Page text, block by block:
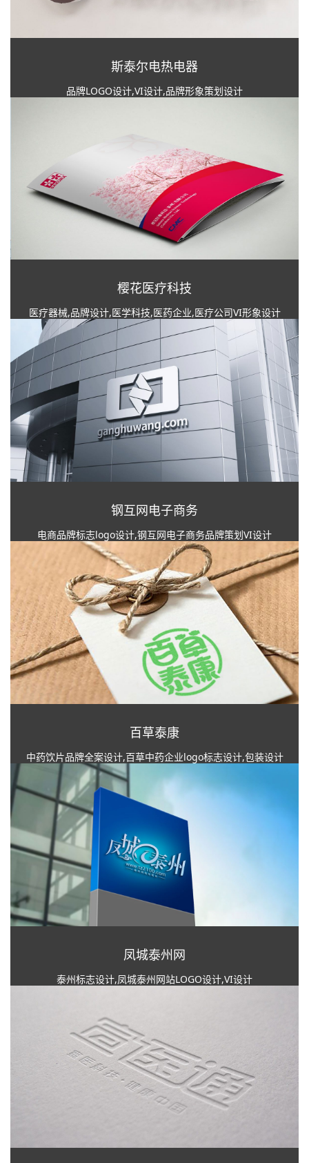
斯泰尔电热电器
品牌LOGO设计,VI设计,品牌形象策划设计
樱花医疗科技
医疗器械,品牌设计,医学科技,医药企业,医疗公司VI形象设计
钢互网电子商务
电商品牌标志logo设计,钢互网电子商务品牌策划VI设计
百草泰康
中药饮片品牌全案设计,百草中药企业logo标志设计,包装设计
凤城泰州网
泰州标志设计,凤城泰州网站LOGO设计,VI设计